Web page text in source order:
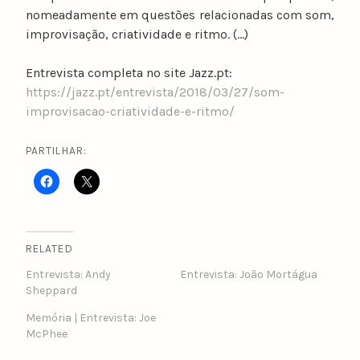
nomeadamente em questões relacionadas com som,
improvisação, criatividade e ritmo. (…)
Entrevista completa no site Jazz.pt:
https://jazz.pt/entrevista/2018/03/27/som-
improvisacao-criatividade-e-ritmo/
PARTILHAR:
RELATED
Entrevista: Andy
Sheppard
Entrevista: João Mortágua
Memória | Entrevista: Joe
McPhee